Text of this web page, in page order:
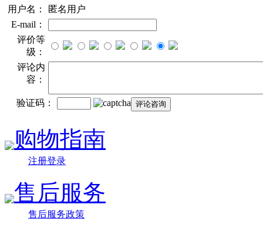
用户名：
匿名用户
E-mail：
评价等
级：
评论内
容：
验证码：
购物指南
注册登录
售后服务
售后服务政策